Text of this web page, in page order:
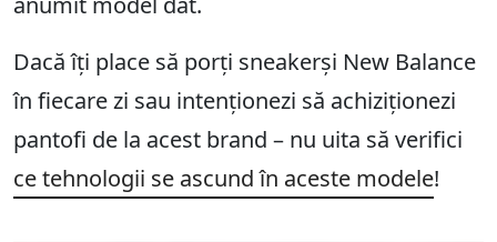
Dacă îți place să porți sneakerși New Balance
în fiecare zi sau intenționezi să achiziționezi
pantofi de la acest brand – nu uita să verifici
ce tehnologii se ascund în aceste modele!